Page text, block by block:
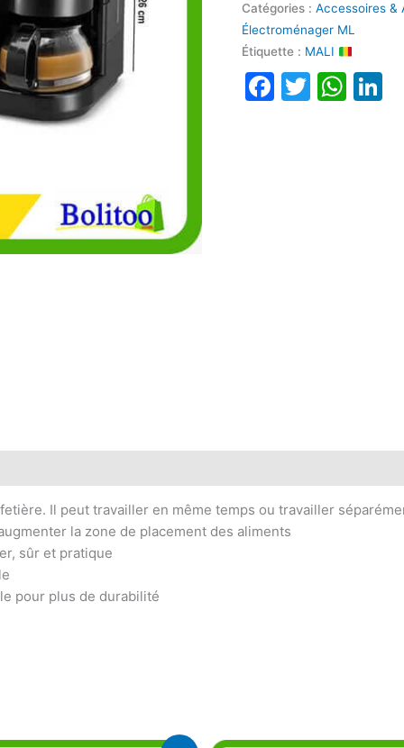
Catégories :Accessoires &
Électroménager ML
Étiquette : MALI
Il peut travailler en même temps ou travailler
la zone de placement des aliments
sûr et pratique
pour plus de durabilité